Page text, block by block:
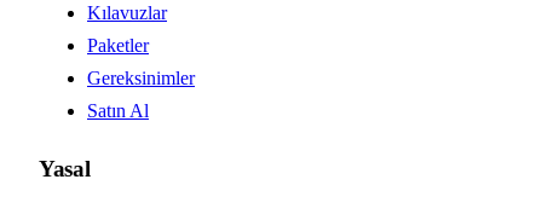
Kılavuzlar
Paketler
Gereksinimler
Satın Al
Yasal